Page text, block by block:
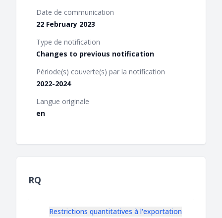
Date de communication
22 February 2023
Type de notification
Changes to previous notification
Période(s) couverte(s) par la notification
2022-2024
Langue originale
en
RQ
Restrictions quantitatives à l'exportation